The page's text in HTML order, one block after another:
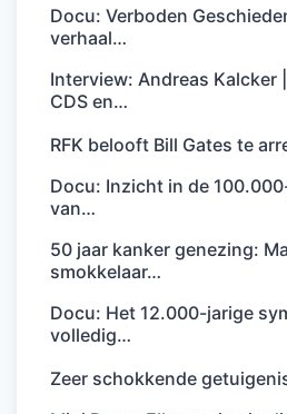
Docu: Verboden
verhaal…
Interview: Andreas Kalcker
CDS en…
RFK belooft Bill Gates te
Docu: Inzicht in de
van…
50 jaar kanker genezing:
smokkelaar…
Docu: Het 12.000-jarige
volledig…
Zeer schokkende